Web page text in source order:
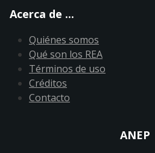
Acerca de ...
Quiénes somos
Qué son los REA
Términos de uso
Créditos
Contacto
ANEP